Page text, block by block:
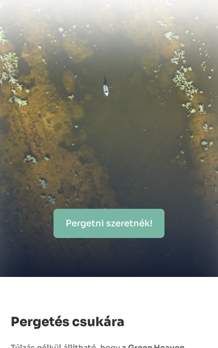
Pergetés,
élményhorgászat?
Akkor Green Heaven
Lake!
VÁR RÁD KÖZEL 130
HEKTÁRNYI
ÉRINTETLEN VADON
ZALA MEGYÉBEN!
Pergetni szeretnék!
Pergetés csukára